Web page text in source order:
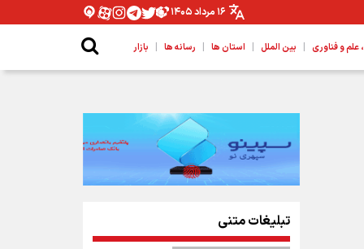
۱۶ مرداد ۱۴۰۵
و فناوری | بین الملل | استان ها | رسانه ها | بازار
تبلیغات متنی